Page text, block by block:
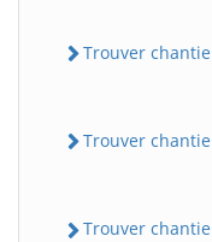
Trouver
Trouver
Trouver